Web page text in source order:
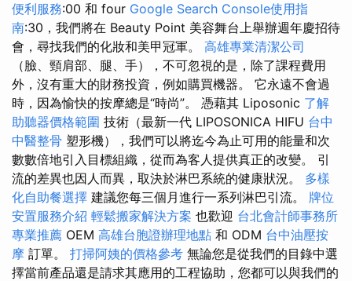
便利服務:00 和 four Google Search Console使用指
南:30，我們將在 Beauty Point 美容舞台上舉辦週年慶招待
會，尋找我們的化妝和美甲冠軍。 高雄專業清潔公司
（臉、頸肩部、腿、手），不可忽視的是，除了課程費用
外，沒有重大的財務投資，例如購買機器。 它永遠不會過
時，因為愉快的按摩總是“時尚”。 憑藉其 Liposonic 了解
助聽器價格範圍 技術（最新一代 LIPOSONICA HIFU 台中
中醫整骨 塑形機），我們可以將迄今為止可用的能量和次
數數倍地引入目標組織，從而為客人提供真正的改變。 引
流的差異也因人而異，取決於淋巴系統的健康狀況。 多樣
化自助餐選擇 建議您每三個月進行一系列淋巴引流。 牌位
安置服務介紹 輕鬆搬家解決方案 也歡迎 台北會計師事務所
專業推薦 OEM 高雄台胞證辦理地點 和 ODM 台中油壓按
摩 訂單。 打掃阿姨的價格參考 無論您是從我們的目錄中選
擇當前產品還是請求其應用的工程協助，您都可以與我們的